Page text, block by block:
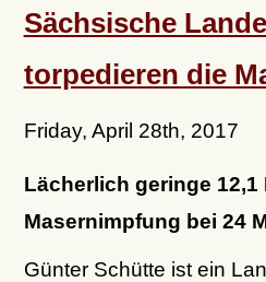
Sächsische
torpedieren die
Friday, April 28th, 2017
Lächerlich geringe
Masernimpfung bei 24
Günter Schütte ist ein